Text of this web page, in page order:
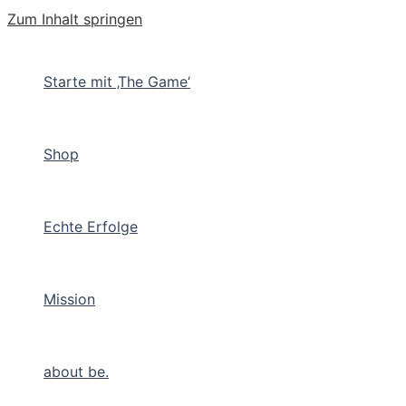
Zum Inhalt springen
Starte mit ‚The Game‘
Shop
Echte Erfolge
Mission
about be.